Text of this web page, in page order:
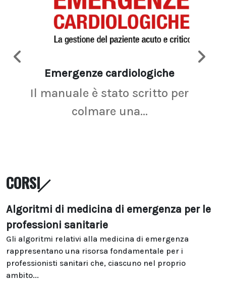
Emergenze cardiologiche
Il manuale è stato scritto per
colmare una...
CORSI
Algoritmi di medicina di emergenza per le
professioni sanitarie
Gli algoritmi relativi alla medicina di emergenza
rappresentano una risorsa fondamentale per i
professionisti sanitari che, ciascuno nel proprio
ambito...